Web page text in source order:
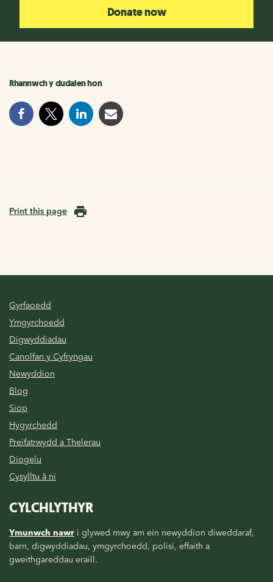
Donate now
Rhannwch y dudalen hon
Print this page
Gyrfaoedd
Ymgyrchoedd
Digwyddiadau
Canolfan y Cyfryngau
Newyddion
Blog
Siop
Hygyrchedd
Preifatrwydd a Thelerau
Diogelu
Cysylltu â ni
CYLCHLYTHYR
Ymunwch nawr i glywed mwy am ein newyddion diweddaraf,
barn, digwyddiadau, ymgyrchoedd, polisi, effaith a
gweithgareddau eraill.